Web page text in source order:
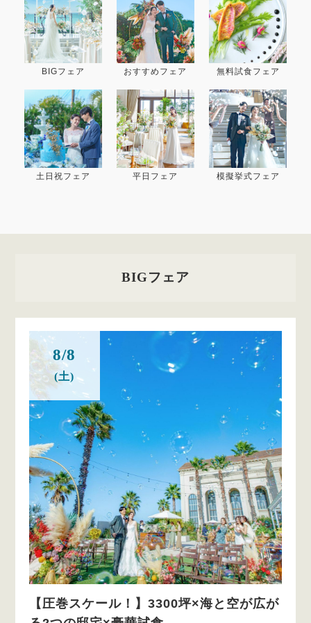
BIGフェア おすすめフェア 無料試食フェア
土日祝フェア 平日フェア 模擬挙式フェア
BIGフェア
8/8
(土)
【圧巻スケール！】3300坪×海と空が広が